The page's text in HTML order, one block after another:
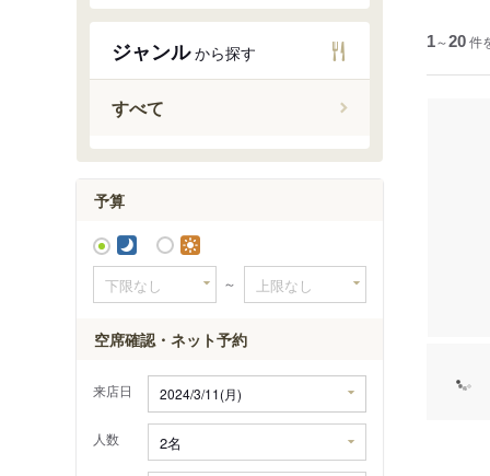
ジャンルから探す
すべて
予算
～
空席確認・ネット予約
来店日
人数
1～20件